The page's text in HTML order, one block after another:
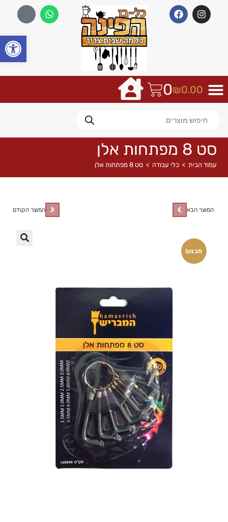
₪0.00
0
סט 8 מפתחות אלן
עמוד הבית > כלי עבודה > סט 8 מפתחות אלן
מבצע!
המוצר הקודם המוצר הבא